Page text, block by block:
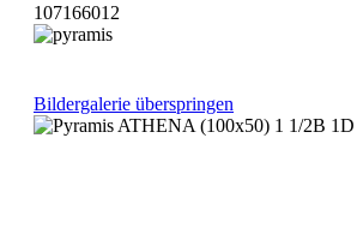
107166012
Bildergalerie überspringen